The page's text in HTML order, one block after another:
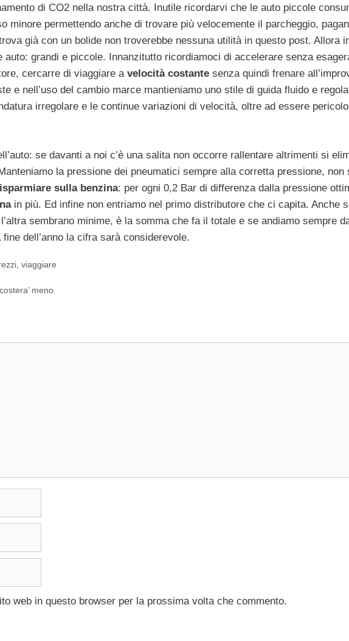
di CO2 nella nostra città. Inutile ricordarvi che le auto piccole
minore permettendo anche di trovare più velocemente il parcheggio,
già con un bolide non troverebbe nessuna utilità in questo post. Allora
grandi e piccole. Innanzitutto ricordiamoci di accelerare senza
cercarre di viaggiare a velocità costante senza quindi frenare
e nell’uso del cambio marce mantieniamo uno stile di guida fluido e
irregolare e le continue variazioni di velocità, oltre ad essere
se davanti a noi c’è una salita non occorre rallentare altrimenti si
la pressione dei pneumatici sempre alla corretta pressione, non
sulla benzina: per ogni 0,2 Bar di differenza dalla pressione
in più. Ed infine non entriamo nel primo distributore che ci capita. Anche
sembrano minime, è la somma che fa il totale e se andiamo sempre
dell’anno la cifra sarà considerevole.
,viaggiare
meno
web in questo browser per la prossima volta che commento.